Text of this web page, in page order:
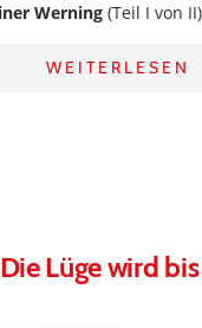
Werning (Teil I von
WEITERLESEN
Lüge wird